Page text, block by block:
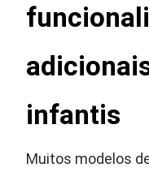
infantis
Muitos modelos